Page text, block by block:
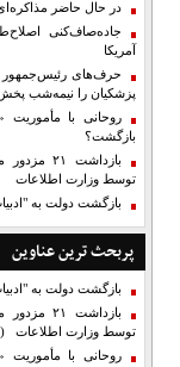
در حال حاضر مذاکره‌ای
جاده‌صاف‌کنی
آمریکا
حرف‌های
پزشکیان را نیمه‌شب پخش
روحانی با مأموریت
بازگشت؟
توسط وزارت اطلاعات
بازگشت دولت به
پربحث ترین عناوین
بازگشت دولت به
توسط وزارت اطلاعات (
روحانی با مأموریت